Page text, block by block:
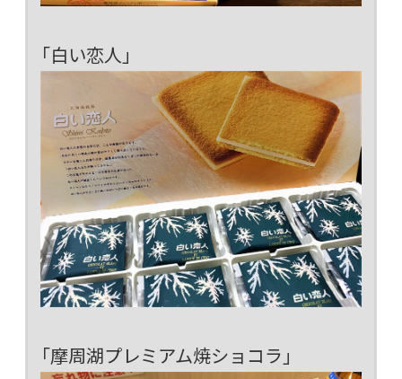
「白い恋人」
「摩周湖プレミアム焼ショコラ」